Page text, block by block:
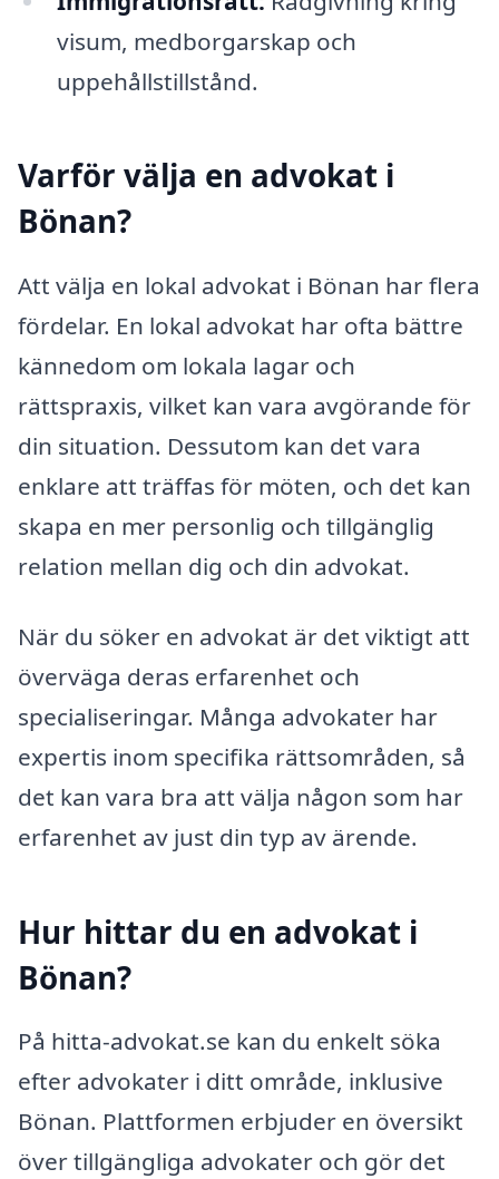
visum, medborgarskap och
uppehållstillstånd.
Varför välja en advokat i
Bönan?
Att välja en lokal advokat i Bönan har flera
fördelar. En lokal advokat har ofta bättre
kännedom om lokala lagar och
rättspraxis, vilket kan vara avgörande för
din situation. Dessutom kan det vara
enklare att träffas för möten, och det kan
skapa en mer personlig och tillgänglig
relation mellan dig och din advokat.
När du söker en advokat är det viktigt att
överväga deras erfarenhet och
specialiseringar. Många advokater har
expertis inom specifika rättsområden, så
det kan vara bra att välja någon som har
erfarenhet av just din typ av ärende.
Hur hittar du en advokat i
Bönan?
På hitta-advokat.se kan du enkelt söka
efter advokater i ditt område, inklusive
Bönan. Plattformen erbjuder en översikt
över tillgängliga advokater och gör det